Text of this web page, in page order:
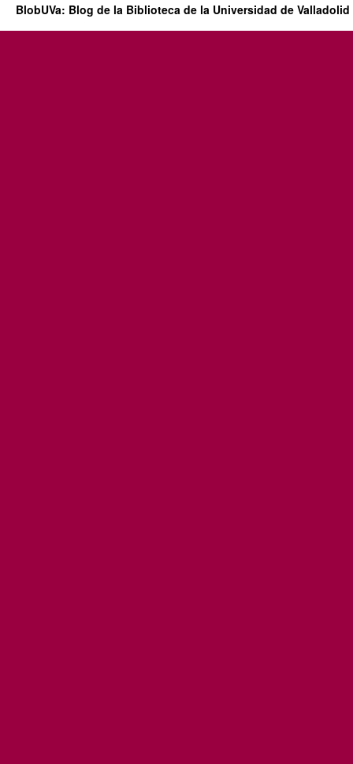
BlobUVa: Blog de la Biblioteca de la Universidad de Valladolid